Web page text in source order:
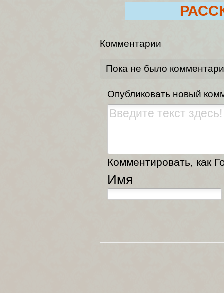
Комментарии
Пока не было
Опубликовать новый
Комментировать, как
Имя